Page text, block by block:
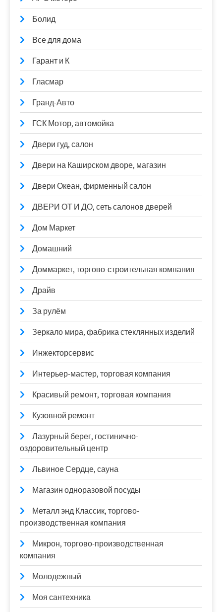
Болид
Все для дома
Гарант и К
Гласмар
Гранд-Авто
ГСК Мотор, автомойка
Двери гуд, салон
Двери на Каширском дворе, магазин
Двери Океан, фирменный салон
ДВЕРИ ОТ И ДО, сеть салонов дверей
Дом Маркет
Домашний
Доммаркет, торгово-строительная компания
Драйв
За рулём
Зеркало мира, фабрика стеклянных изделий
Инжекторсервис
Интерьер-мастер, торговая компания
Красивый ремонт, торговая компания
Кузовной ремонт
Лазурный берег, гостинично-
оздоровительный центр
Львиное Сердце, сауна
Магазин одноразовой посуды
Металл энд Классик, торгово-
производственная компания
Микрон, торгово-производственная
компания
Молодежный
Моя сантехника